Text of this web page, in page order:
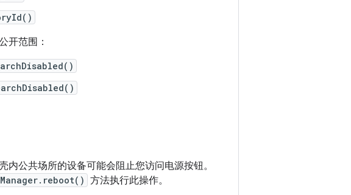
开范围：
公共场所的设备可能会阻止您访问电源按钮。
方法执行此操作。